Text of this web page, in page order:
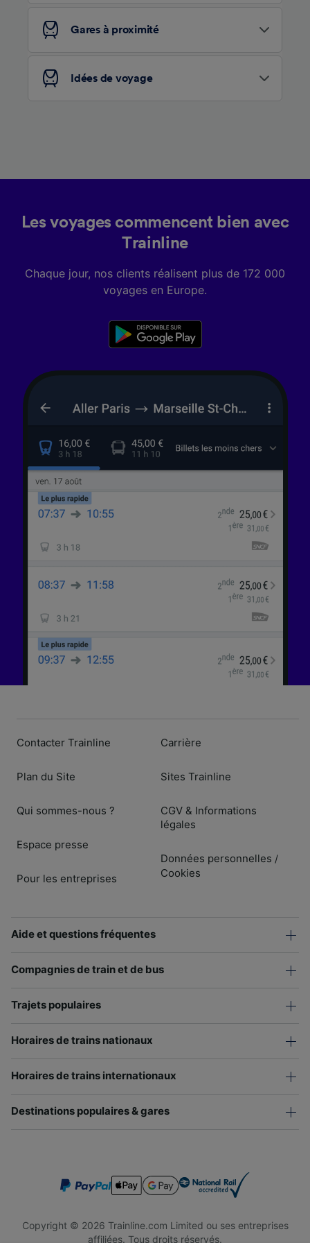
Gares à proximité
Idées de voyage
Les voyages commencent bien avec
Trainline
Chaque jour, nos clients réalisent plus de 172 000
voyages en Europe.
Contacter Trainline
Plan du Site
Qui sommes-nous ?
Espace presse
Pour les entreprises
Carrière
Sites Trainline
CGV & Informations
légales
Données personnelles /
Cookies
Aide et questions fréquentes
Compagnies de train et de bus
Trajets populaires
Horaires de trains nationaux
Horaires de trains internationaux
Destinations populaires & gares
Copyright © 2026 Trainline.com Limited ou ses entreprises
affiliées. Tous droits réservés.
Liste de nos partenaires (fournisseurs)